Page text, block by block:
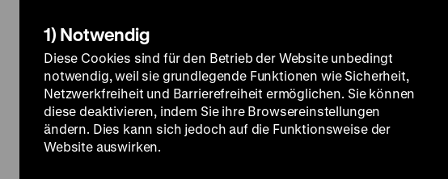
1) Notwendig
Diese Cookies sind für den Betrieb der Website unbedingt
notwendig, weil sie grundlegende Funktionen wie Sicherheit,
Netzwerkfreiheit und Barrierefreiheit ermöglichen. Sie können
diese deaktivieren, indem Sie ihre Browsereinstellungen
ändern. Dies kann sich jedoch auf die Funktionsweise der
Website auswirken.